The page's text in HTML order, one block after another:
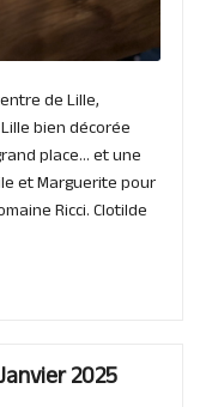
de Lille,
bien décorée
place... et une
et Marguerite pour
Ricci. Clotilde
2025